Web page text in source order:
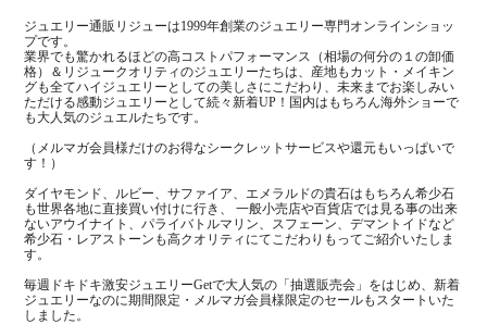
ジュエリー通販リジューは1999年創業のジュエリー専門オンラインショッ
プです。
業界でも驚かれるほどの高コストパフォーマンス（相場の何分の１の卸価
格）＆リジュークオリティのジュエリーたちは、産地もカット・メイキン
グも全てハイジュエリーとしての美しさにこだわり、未来までお楽しみい
ただける感動ジュエリーとして続々新着UP！国内はもちろん海外ショーで
も大人気のジュエルたちです。
（メルマガ会員様だけのお得なシークレットサービスや還元もいっぱいで
す！）
ダイヤモンド、ルビー、サファイア、エメラルドの貴石はもちろん希少石
も世界各地に直接買い付けに行き、 一般小売店や百貨店では見る事の出来
ないアウイナイト、パライバトルマリン、スフェーン、デマントイドなど
希少石・レアストーンも高クオリティにてこだわりもってご紹介いたしま
す。
毎週ドキドキ激安ジュエリーGetで大人気の「抽選販売会」をはじめ、新着
ジュエリーなのに期間限定・メルマガ会員様限定のセールもスタートいた
しました。